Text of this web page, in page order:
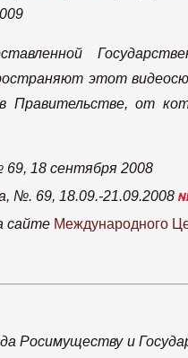
этот
от
18 сентября 2008
№. 69, 18.09.-21.09.2008
сайте Международного
Росимуществу и